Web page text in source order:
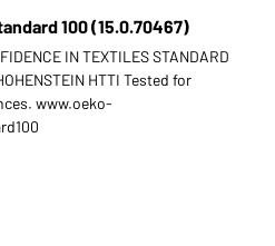
100 (15.0.70467)
IN TEXTILES STANDARD
HTTI Tested for
www.oeko-